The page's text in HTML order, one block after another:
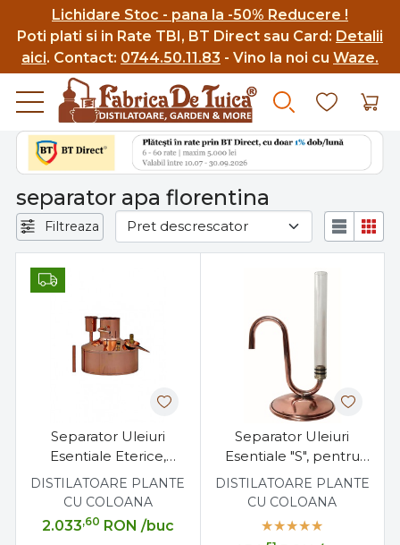
Lichidare Stoc - pana la -50% Reducere !
Poti plati si in Rate TBI, BT Direct sau Card: Detalii
aici. Contact: 0744.50.11.83 - Vino la noi cu Waze.
separator apa florentina
Filtreaza
Separator Uleiuri
Esentiale Eterice,
Profesional
DISTILATOARE PLANTE
CU COLOANA
2.033,60 RON /buc
Separator Uleiuri
Esentiale "S", pentru
Alambick 5-20 Litri.
DISTILATOARE PLANTE
CU COLOANA